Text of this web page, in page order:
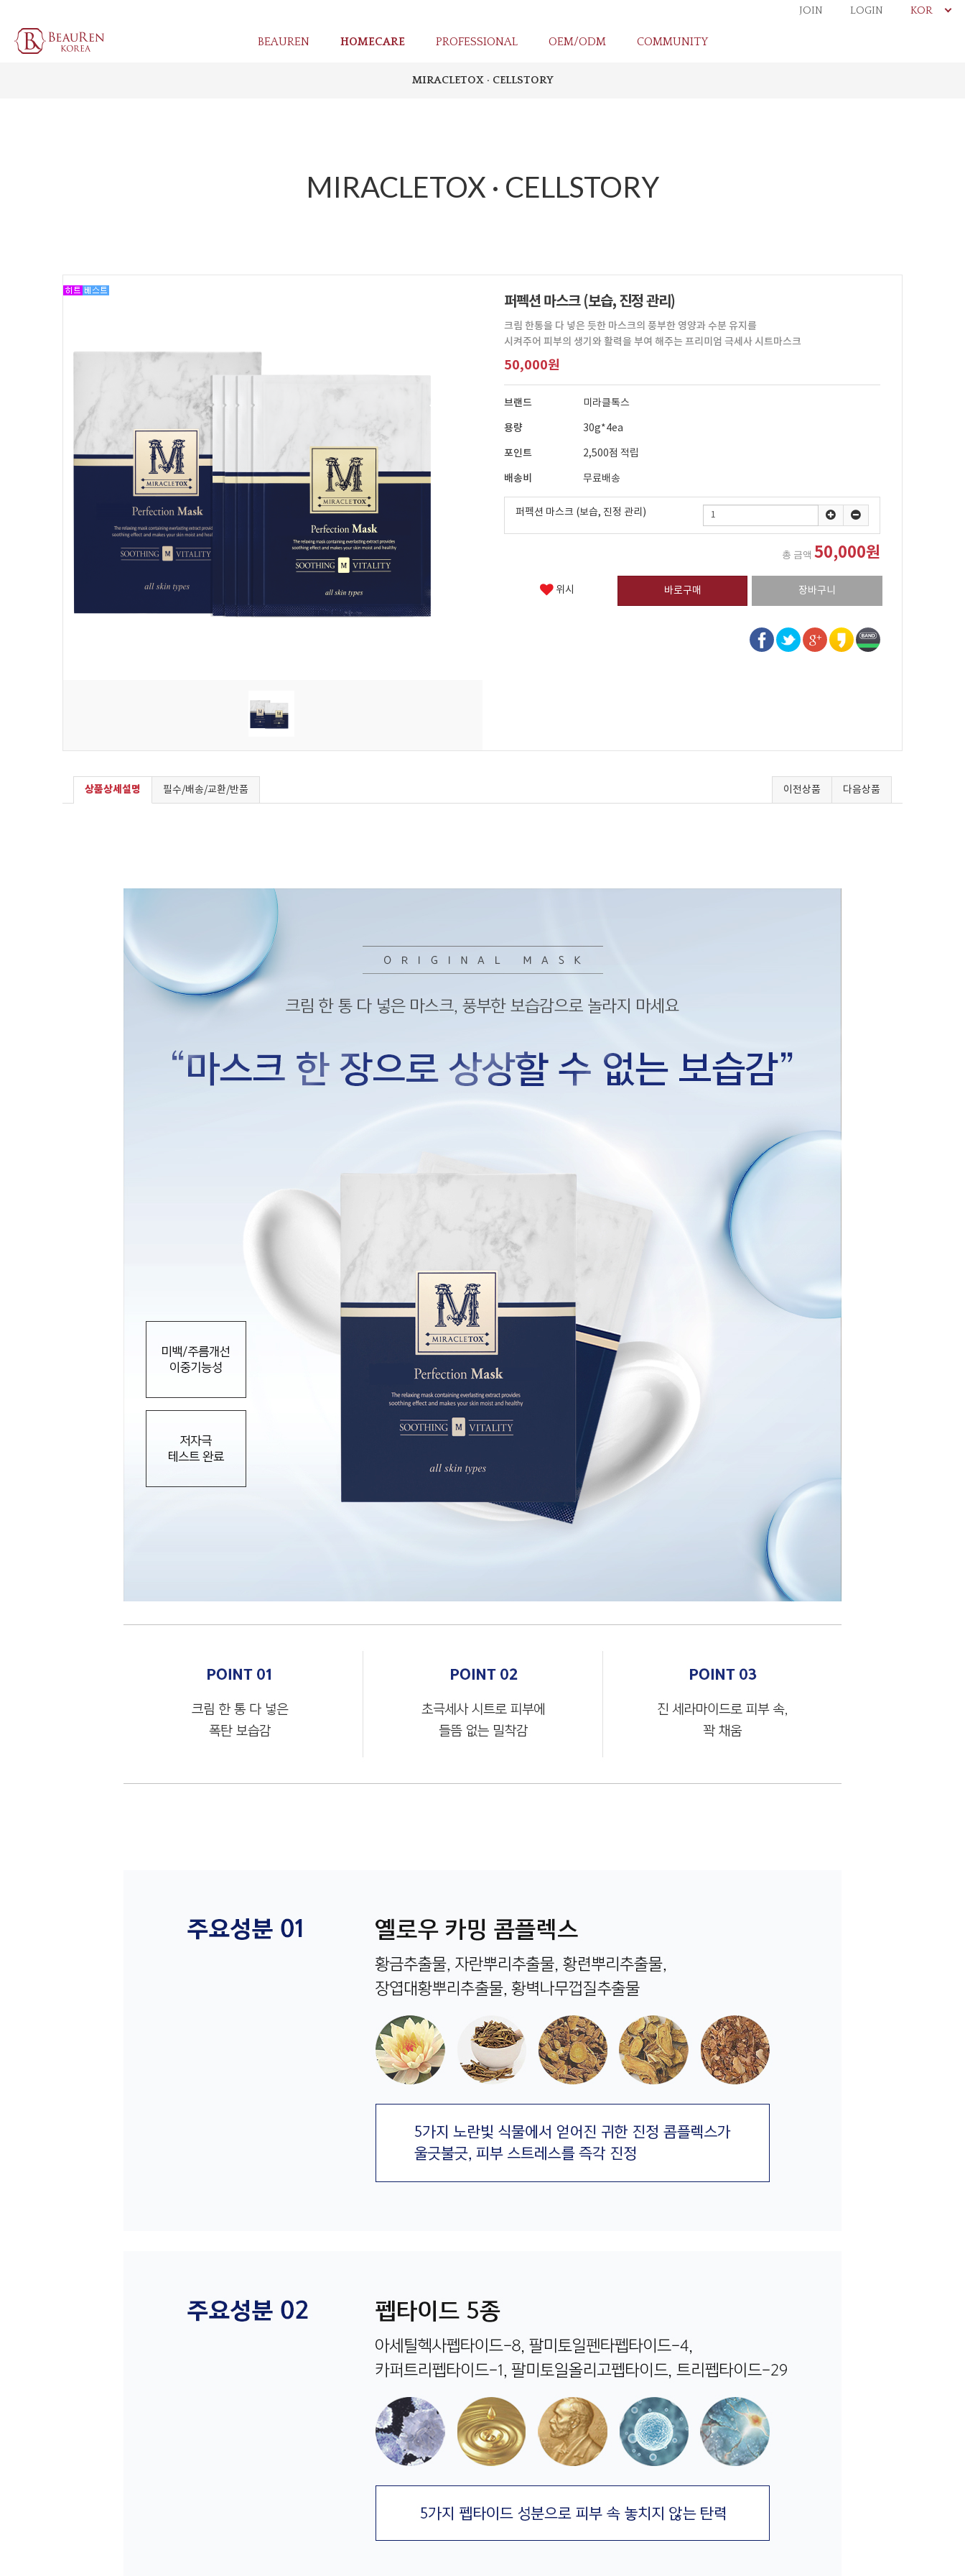
JOIN LOGIN KOR
BEAUREN HOMECARE PROFESSIONAL OEM/ODM COMMUNITY
MIRACLETOX · CELLSTORY
MIRACLETOX · CELLSTORY
퍼펙션 마스크 (보습, 진정 관리)
크림 한통을 다 넣은 듯한 마스크의 풍부한 영양과 수분 유지를
시켜주어 피부의 생기와 활력을 부여 해주는 프리미엄 극세사 시트마스크
50,000원
브랜드 미라클톡스
용량 30g*4ea
포인트 2,500점 적립
배송비 무료배송
퍼펙션 마스크 (보습, 진정 관리)
총 금액 50,000원
위시
상품상세설명 필수/배송/교환/반품 다음상품
이전상품